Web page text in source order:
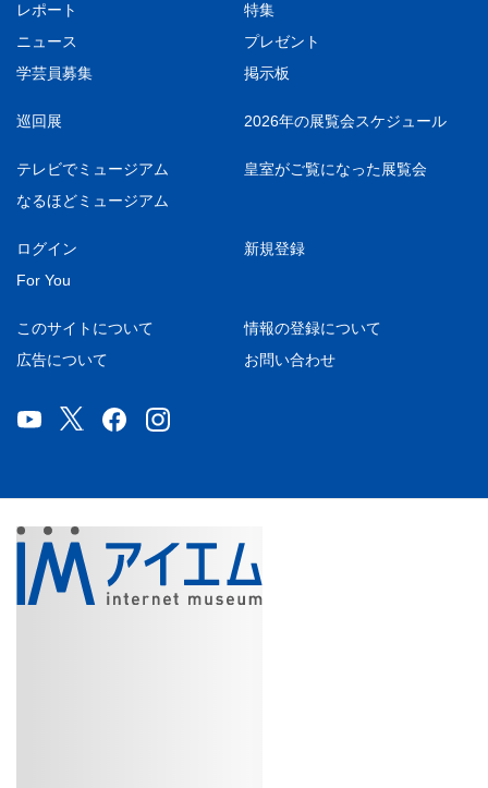
レポート
特集
ニュース
プレゼント
学芸員募集
掲示板
巡回展 2026年の展覧会スケジュール
テレビでミュージアム
皇室がご覧になった展覧会
なるほどミュージアム
ログイン
新規登録
For You
このサイトについて
情報の登録について
広告について
お問い合わせ